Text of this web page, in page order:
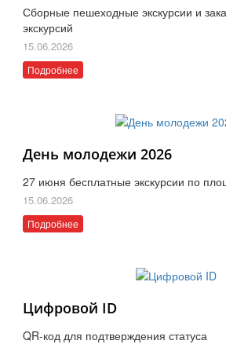
Сборные пешеходные экскурсии и
экскурсий
15.06.2026
Подробнее
День молодежи 2026
27 июня бесплатные экскурсии по
15.06.2026
Подробнее
Цифровой ID
QR-код для подтверждения статуса